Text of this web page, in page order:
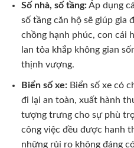
Số nhà, số tầng:Áp dụng
số tầng căn hộ sẽ giúp gia
chồng hạnh phúc, con cái
lan tỏa khắp không gian
thịnh vượng.
Biển số xe:Biển số xe có
đi lại an toàn, xuất hành
tượng trưng cho sự phù
công việc đều được hanh
những rủi ro không đáng